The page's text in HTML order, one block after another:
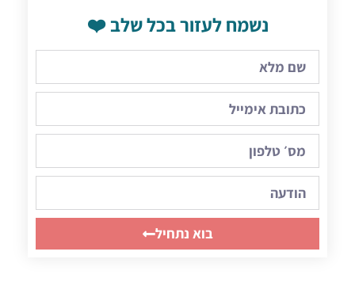
נשמח לעזור בכל שלב ❤️
בוא נתחיל